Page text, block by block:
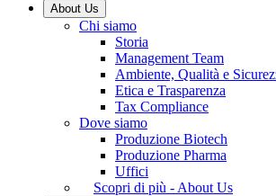
About Us
Chi siamo
Storia
Management Team
Ambiente, Qualità e
Etica e Trasparenza
Tax Compliance
Dove siamo
Produzione Biotech
Produzione Pharma
Uffici
Scopri di più - About Us